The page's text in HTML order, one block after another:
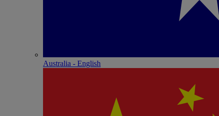
Australia - English